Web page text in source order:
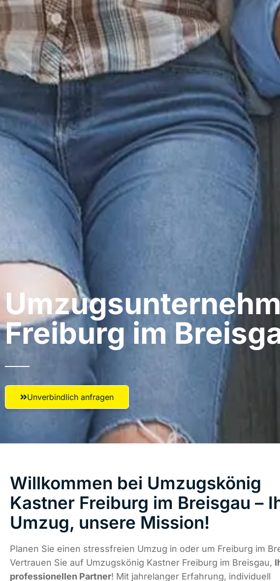
Freiburg im
Unverbindlich anfragen
Willkommen bei Umzugskönig
Kastner Freiburg im Breisgau –
Umzug, unsere Mission!
Planen Sie einen stressfreien Umzug in oder um Freiburg im
Vertrauen Sie auf Umzugskönig Kastner Freiburg im Breisgau,
professionellen Partner! Mit jahrelanger Erfahrung, individuell